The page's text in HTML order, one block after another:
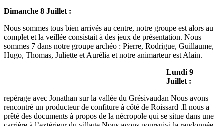
Dimanche 8 Juillet :
Nous sommes tous bien arrivés au centre, notre groupe est alors au
complet et la veillée consistait à des jeux de présentation. Nous
sommes 7 dans notre groupe archéo : Pierre, Rodrigue, Guillaume,
Hugo, Thomas, Juliette et Aurélia et notre animarteur est Alain.
Lundi 9
Juillet :
repérage avec Jonathan sur la vallée du Grésivaudan Nous avons
rencontré un producteur de confiture à côté de Roissard .Il nous a
prêté des documents à propos de la nécropole qui se situe dans une